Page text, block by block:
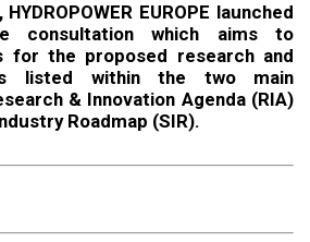
EUROPE launched
consultation which aims to
for the proposed research and
listed within the two main
& Innovation Agenda (RIA)
Roadmap (SIR).